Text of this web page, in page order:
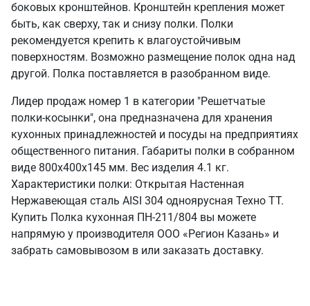
боковых кронштейнов. Кронштейн крепления может
быть, как сверху, так и снизу полки. Полки
рекомендуется крепить к влагоустойчивым
поверхностям. Возможно размещение полок одна над
другой. Полка поставляется в разобранном виде.
Лидер продаж номер 1 в категории "Решетчатые
полки-косынки", она предназначена для хранения
кухонных принадлежностей и посуды на предприятиях
общественного питания. Габариты полки в собранном
виде 800х400х145 мм. Вес изделия 4.1 кг.
Характеристики полки: Открытая Настенная
Нержавеющая сталь AISI 304 одноярусная Техно ТТ.
Купить Полка кухонная ПН-211/804 вы можете
напрямую у производителя ООО «Регион Казань» и
забрать самовывозом в или заказать доставку.